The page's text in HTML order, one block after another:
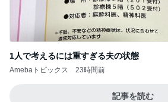
1人で考えるには重すぎる夫の状態
Amebaトピックス 23時間前
記事を読む